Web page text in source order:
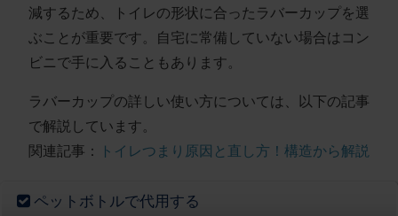
減するため、
トイレの形状に合ったラバーカップを選
ぶ ことが重要です。自宅に常備していない場合はコン
ビニで手に入ることもあります。
ラバーカップの詳しい使い方については、以下の記事
で解説しています。
関連記事：
トイレつまり原因と直し方！構造から解説
ペットボトルで代用する